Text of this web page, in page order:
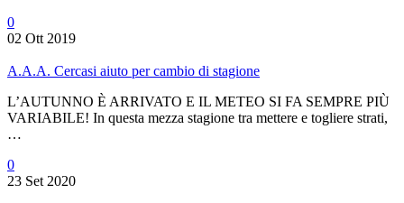
0
02 Ott 2019
A.A.A. Cercasi aiuto per cambio di stagione
L’AUTUNNO È ARRIVATO E IL METEO SI FA SEMPRE PIÙ
VARIABILE! In questa mezza stagione tra mettere e togliere strati,
…
0
23 Set 2020